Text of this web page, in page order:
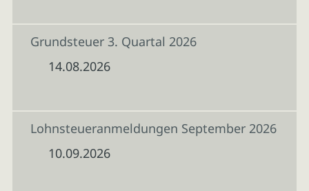
Grundsteuer 3. Quartal 2026
14.08.2026
Lohnsteueranmeldungen September 2026
10.09.2026